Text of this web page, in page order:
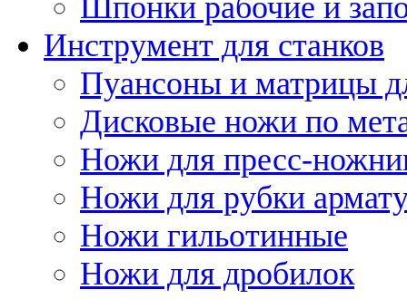
Инструмент для станков
Пуансоны и матрицы
Дисковые ножи по
Ножи для пресс-
Ножи для рубки
Ножи гильотинные
Ножи для дробилок